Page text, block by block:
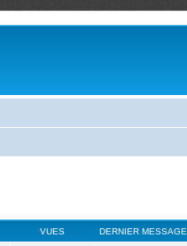
VUES DERNIER MESSAGE